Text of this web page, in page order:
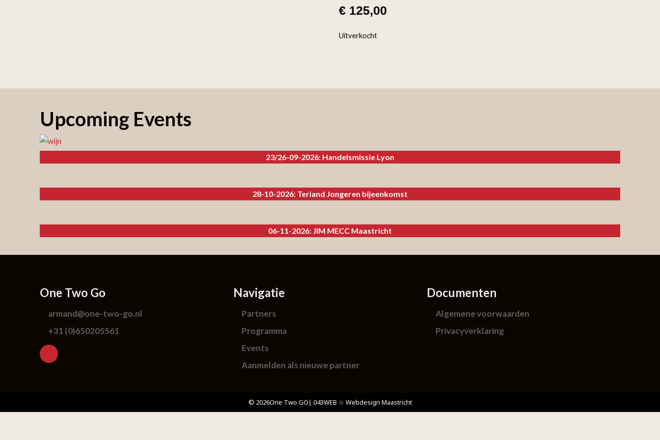
€125,00
Uitverkocht
Upcoming Events
23/26-09-2026: Handelsmissie Lyon
28-10-2026: Terland Jongeren bijeenkomst
06-11-2026: JIM MECC Maastricht
One Two Go
armand@one-two-go.nl
+31 (0)650205561
Navigatie
Partners
Programma
Events
Aanmelden als nieuwe partner
Documenten
Algemene voorwaarden
Privacyverklaring
© 2026One Two GO| 043WEB ☆ Webdesign Maastricht